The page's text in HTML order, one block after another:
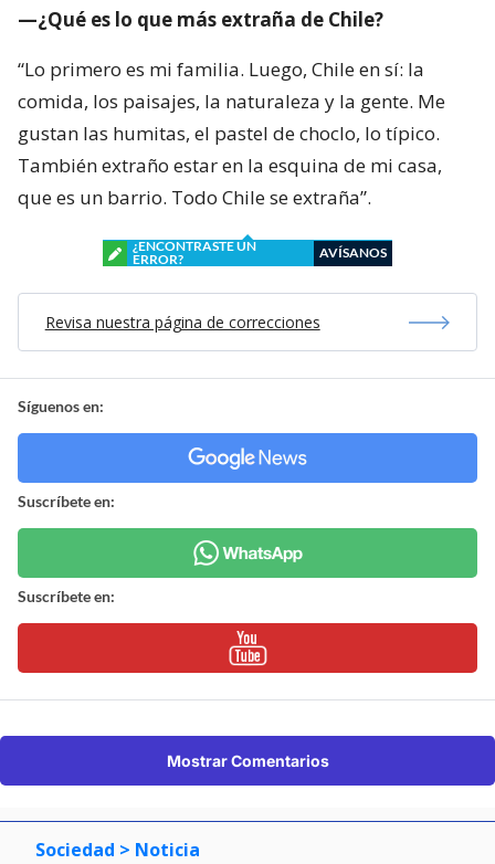
—¿Qué es lo que más extraña de Chile?
“Lo primero es mi familia. Luego, Chile en sí: la
comida, los paisajes, la naturaleza y la gente. Me
gustan las humitas, el pastel de choclo, lo típico.
También extraño estar en la esquina de mi casa,
que es un barrio. Todo Chile se extraña”.
¿ENCONTRASTE UN
ERROR?
AVÍSANOS
Revisa nuestra página de correcciones
Síguenos en:
Suscríbete en:
Suscríbete en:
Mostrar Comentarios
Sociedad > Noticia